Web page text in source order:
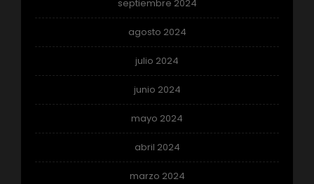
septiembre 2024
agosto 2024
julio 2024
junio 2024
mayo 2024
abril 2024
marzo 2024